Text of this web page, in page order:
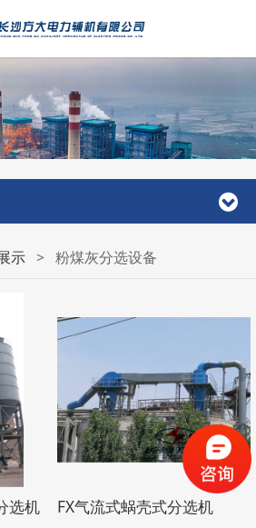
示 > 粉煤灰分选设备
选机 FX气流式蜗壳式分选机